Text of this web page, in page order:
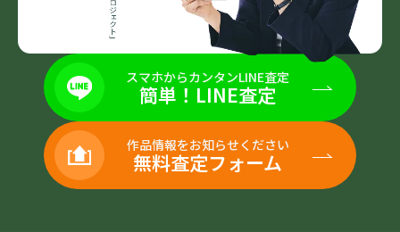
スマホからカンタンLINE査定
簡単！LINE査定
作品情報をお知らせください
無料査定フォーム